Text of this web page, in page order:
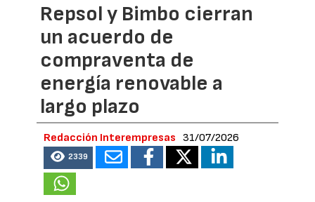
Repsol y Bimbo cierran
un acuerdo de
compraventa de
energía renovable a
largo plazo
Redacción Interempresas 31/07/2026
2339